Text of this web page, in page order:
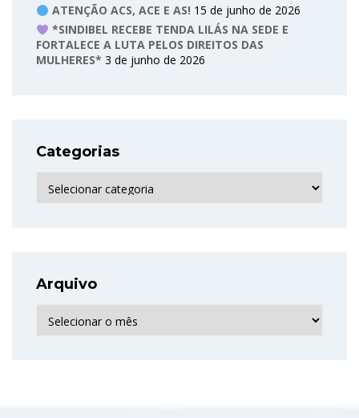
ATENÇÃO ACS, ACE E AS! 15 de junho de 2026
*SINDIBEL RECEBE TENDA LILÁS NA SEDE E
FORTALECE A LUTA PELOS DIREITOS DAS
MULHERES* 3 de junho de 2026
Categorias
Categorias
Arquivo
Arquivo